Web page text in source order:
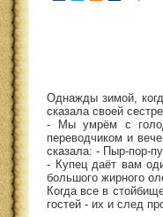
Однажды зимой,
сказала своей
- Мы умрём с
переводчиком и
сказала: - Пыр-пор-
- Купец даёт вам
большого жирного
Когда все в
гостей - их и след